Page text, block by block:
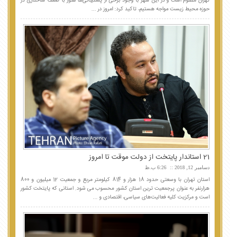
حوزه محیط زیست مواجه هستیم، تاکید کرد: امروز در ...
21 استاندار پایتخت از دولت موقت تا امروز
دسامبر 12, 2018 6:26 ب.ظ
استان تهران با وسعتی حدود 18 هزار و 814 کیلومتر مربع و جمعیت 12 میلیون و 800
هزارنفر به عنوان پرجمعیت ترین استان کشور محسوب می شود. استانی که پایتخت کشور
است و مرکزیت کلیه فعالیت‌های سیاسی، اقتصادی و ...